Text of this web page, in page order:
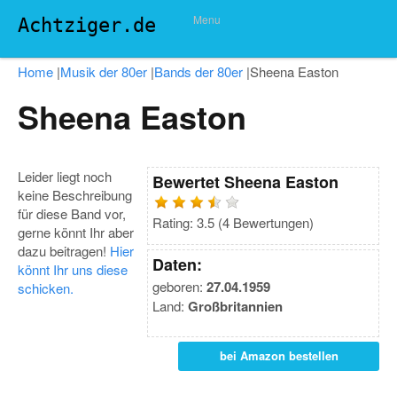
Achtziger.de Menu
Home |Musik der 80er |Bands der 80er |Sheena Easton
Sheena Easton
BewertetSheena Easton
Rating: 3.5 (4 Bewertungen)
Daten:
geboren: 27.04.1959
Land: Großbritannien
bei Amazon bestellen
Leider liegt noch
keine Beschreibung
für diese Band vor,
gerne könnt Ihr aber
dazu beitragen! Hier
könnt Ihr uns diese
schicken.